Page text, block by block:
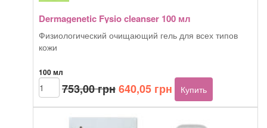
Dermagenetic Fysio cleanser 100 мл
Физиологический очищающий гель для всех типов
кожи
100 мл
753,00грнПервоначальная
цена
составляла
640,05 грнТекущая
цена:
Количество
товара
Dermagenetic
Купить